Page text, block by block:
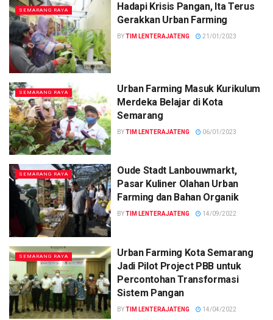
SEMARANG RAYA
Hadapi Krisis Pangan, Ita Terus
Gerakkan Urban Farming
BYTIM LENTERAJATENG 21/01/2023
SEMARANG RAYA
Urban Farming Masuk Kurikulum
Merdeka Belajar di Kota
Semarang
BYTIM LENTERAJATENG 06/01/2023
SEMARANG RAYA
Oude Stadt Lanbouwmarkt,
Pasar Kuliner Olahan Urban
Farming dan Bahan Organik
BYTIM LENTERAJATENG 14/09/2022
SEMARANG RAYA
Urban Farming Kota Semarang
Jadi Pilot Project PBB untuk
Percontohan Transformasi
Sistem Pangan
BYTIM LENTERAJATENG 14/04/2022